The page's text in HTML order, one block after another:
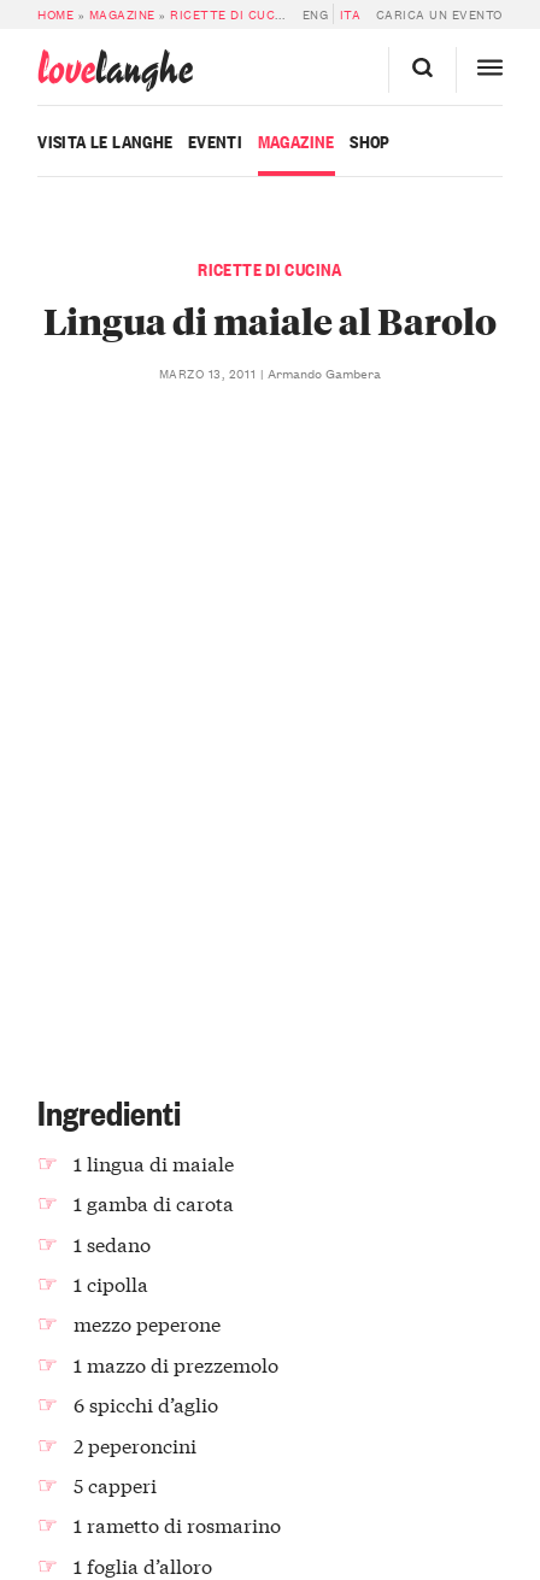
HOME » MAGAZINE »RICETTE DI CUCINA »LINGUA DI MAIALE AL BAROLO
ENG ITA CARICA UN EVENTO
lovelanghe
VISITA LE LANGHE EVENTI MAGAZINE SHOP
RICETTE DI CUCINA
Lingua di maiale al Barolo
MARZO 13, 2011 Armando Gambera
Ingredienti
1 lingua di maiale
1 gamba di carota
1 sedano
1 cipolla
mezzo peperone
1 mazzo di prezzemolo
6 spicchi d’aglio
2 peperoncini
5 capperi
1 rametto di rosmarino
1 foglia d’alloro